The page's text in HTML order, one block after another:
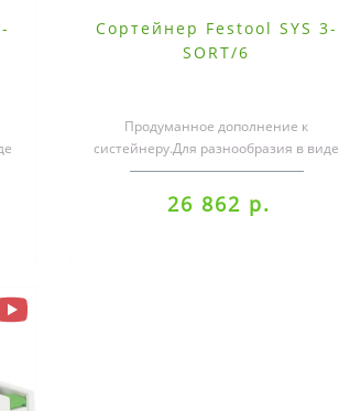
Сортейнер Festool SYS 3-
SORT/6
Продуманное дополнение к
систейнеру.Для разнообразия в виде
выдвижных ящиков, в которых
можно хранит..
26 862 р.